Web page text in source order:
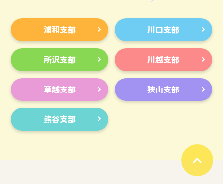
浦和支部 川口支部
所沢支部 川越支部
草越支部 狭山支部
熊谷支部